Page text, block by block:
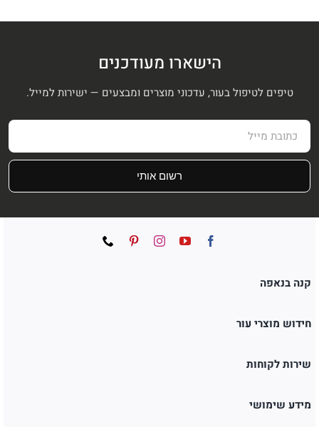
הישארו מעודכנים
טיפים לטיפול בעור, עדכוני מוצרים ומבצעים — ישירות למייל.
רשום אותי
קנה בנאפה
חידוש מוצרי עור
שירות לקוחות
מידע שימושי